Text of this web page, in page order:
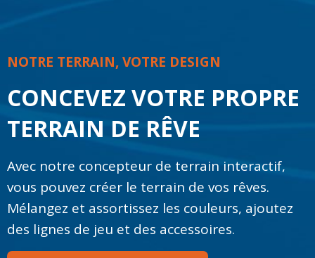
NOTRE TERRAIN, VOTRE DESIGN
CONCEVEZ VOTRE PROPRE
TERRAIN DE RÊVE
Avec notre concepteur de terrain interactif,
vous pouvez créer le terrain de vos rêves.
Mélangez et assortissez les couleurs, ajoutez
des lignes de jeu et des accessoires.